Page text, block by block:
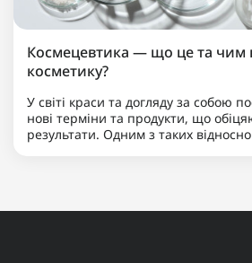
Космецевтика — що це та чим
косметику?
У світі краси та догляду за собою
нові терміни та продукти, що
результати. Одним з таких